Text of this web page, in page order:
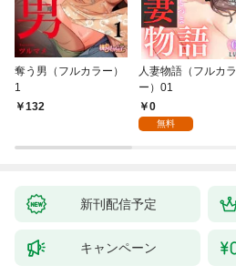
奪う男（フルカラー）
1
132
人妻物語（フルカラ
ー）01
0
無料
新刊配信予定
キャンペーン